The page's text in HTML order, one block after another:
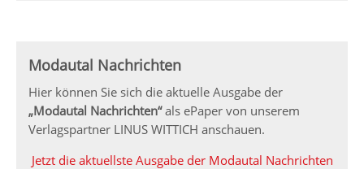
Modautal Nachrichten
Hier können Sie sich die aktuelle Ausgabe der
„Modautal Nachrichten“als ePaper von unserem
Verlagspartner LINUS WITTICH anschauen.
Jetzt die aktuellste Ausgabe der Modautal Nachrichten